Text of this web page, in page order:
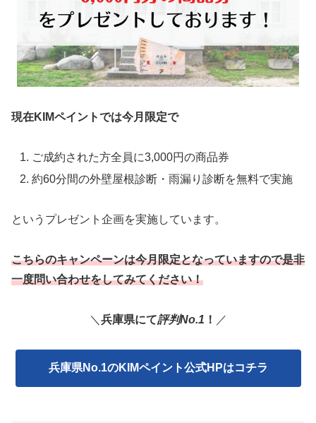
現在KIMペイントでは今月限定で
ご成約された方全員に3,000円の商品券
約60分間の外壁屋根診断・雨漏り診断を無料で実施
というプレゼント企画を実施しています。
こちらのキャンペーンは今月限定となっていますので是非
一度問い合わせをしてみてください！
＼ 兵庫県にて評判No.1 ！ ／
兵庫県No.1のKIMペイント公式HPはコチラ